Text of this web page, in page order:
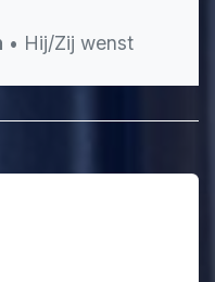
• Hij/Zij wenst